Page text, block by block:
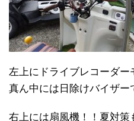
左上にドライブレコーダー
真ん中には日除けバイザー
右上には扇風機！！夏対策